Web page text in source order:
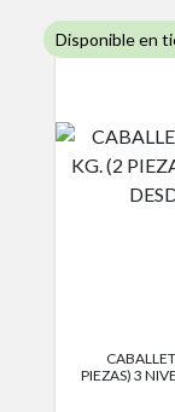
Disponible en
PIEZAS) 3